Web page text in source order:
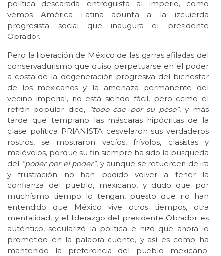
política descarada entreguista al imperio, como
vemos América Latina apunta a la izquierda
progresista social que inaugura el presidente
Obrador.
Pero la liberación de México de las garras afiladas del
conservadurismo que quiso perpetuarse en el poder
a costa de la degeneración progresiva del bienestar
de los mexicanos y la amenaza permanente del
vecino imperial, no está siendo fácil, pero como el
refrán popular dice, “todo cae por su peso”, y más
tarde que temprano las máscaras hipócritas de la
clase política PRIANISTA desvelaron sus verdaderos
rostros, se mostraron vacíos, frívolos, clasistas y
malévolos, porque su fin siempre ha sido la búsqueda
del “poder por el poder”, y aunque se retuercen de ira
y frustración no han podido volver a tener la
confianza del pueblo, mexicano, y dudo que por
muchísimo tiempo lo tengan, puesto que no han
entendido que México vive otros tiempos, otra
mentalidad, y el liderazgo del presidente Obrador es
auténtico, secularizó la política e hizo que ahora lo
prometido en la palabra cuente, y así es como ha
mantenido la preferencia del pueblo mexicano;